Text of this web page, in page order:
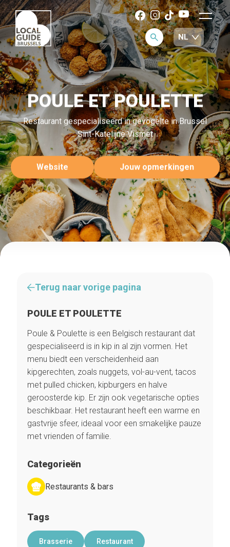
POULE ET POULETTE
Restaurant gespecialiseerd in gevogelte in Brussel
Sint-Katelijne Vismet
Website Jouw opmerkingen
Terug naar vorige pagina
POULE ET POULETTE
Poule & Poulette is een Belgisch restaurant dat
gespecialiseerd is in kip in al zijn vormen. Het
menu biedt een verscheidenheid aan
kipgerechten, zoals nuggets, vol-au-vent, tacos
met pulled chicken, kipburgers en halve
geroosterde kip. Er zijn ook vegetarische opties
beschikbaar. Het restaurant heeft een warme en
gastvrije sfeer, ideaal voor een smakelijke pauze
met vrienden of familie.
Categorieën
Restaurants & bars
Tags
Brasserie Restaurant